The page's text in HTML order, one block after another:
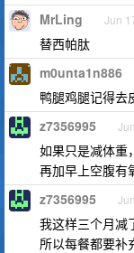
MrLing Jun
替西帕肽
m0unta1n886
鸭腿鸡腿记得去
z7356995
如果只是减体重
再加早上空腹有
z7356995
我这样三个月减
所以每餐都要补